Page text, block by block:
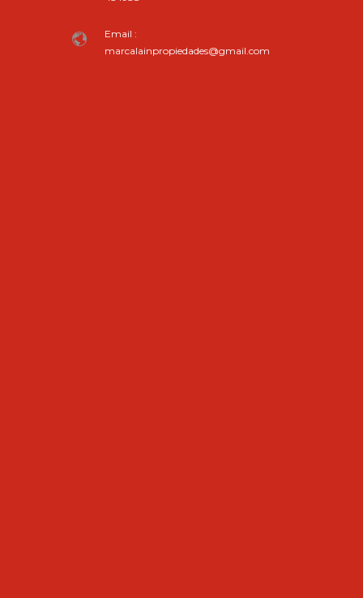
Email :
marcalainpropiedades@gmail.com